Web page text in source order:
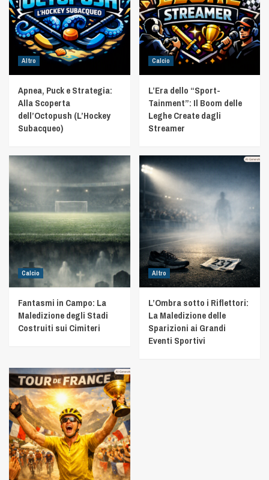
Altro
Apnea, Puck e Strategia:
Alla Scoperta
dell’Octopush (L’Hockey
Subacqueo)
Calcio
L’Era dello “Sport-
Tainment”: Il Boom delle
Leghe Create dagli
Streamer
Calcio
Fantasmi in Campo: La
Maledizione degli Stadi
Costruiti sui Cimiteri
Altro
L’Ombra sotto i Riflettori:
La Maledizione delle
Sparizioni ai Grandi
Eventi Sportivi